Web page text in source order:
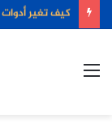
كيف تغير